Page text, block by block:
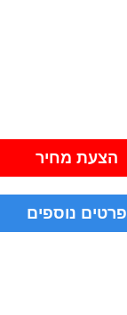
הצעת מחיר
פרטים נוספים